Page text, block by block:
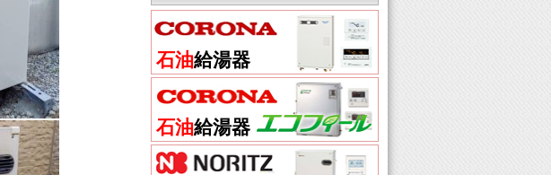
石油給湯器
石油給湯器